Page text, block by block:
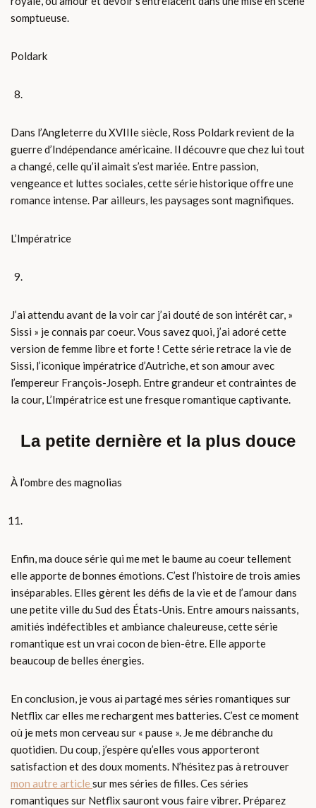
somptueuse.
Poldark
Dans l’Angleterre du XVIIIe siècle, Ross Poldark revient de la
guerre d’Indépendance américaine. Il découvre que chez lui tout
a changé, celle qu’il aimait s’est mariée. Entre passion,
vengeance et luttes sociales, cette série historique offre une
romance intense. Par ailleurs, les paysages sont magnifiques.
L’Impératrice
J’ai attendu avant de la voir car j’ai douté de son intérêt car, »
Sissi » je connais par coeur. Vous savez quoi, j’ai adoré cette
version de femme libre et forte ! Cette série retrace la vie de
Sissi, l’iconique impératrice d’Autriche, et son amour avec
l’empereur François-Joseph. Entre grandeur et contraintes de
la cour, L’Impératrice est une fresque romantique captivante.
La petite dernière et la plus douce
À l’ombre des magnolias
Enfin, ma douce série qui me met le baume au coeur tellement
elle apporte de bonnes émotions. C’est l’histoire de trois amies
inséparables. Elles gèrent les défis de la vie et de l’amour dans
une petite ville du Sud des États-Unis. Entre amours naissants,
amitiés indéfectibles et ambiance chaleureuse, cette série
romantique est un vrai cocon de bien-être. Elle apporte
beaucoup de belles énergies.
En conclusion, je vous ai partagé mes séries romantiques sur
Netflix car elles me rechargent mes batteries. C’est ce moment
où je mets mon cerveau sur « pause ». Je me débranche du
quotidien. Du coup, j’espère qu’elles vous apporteront
satisfaction et des doux moments. N’hésitez pas à retrouver
mon autre article sur mes séries de filles. Ces séries
romantiques sur Netflix sauront vous faire vibrer. Préparez